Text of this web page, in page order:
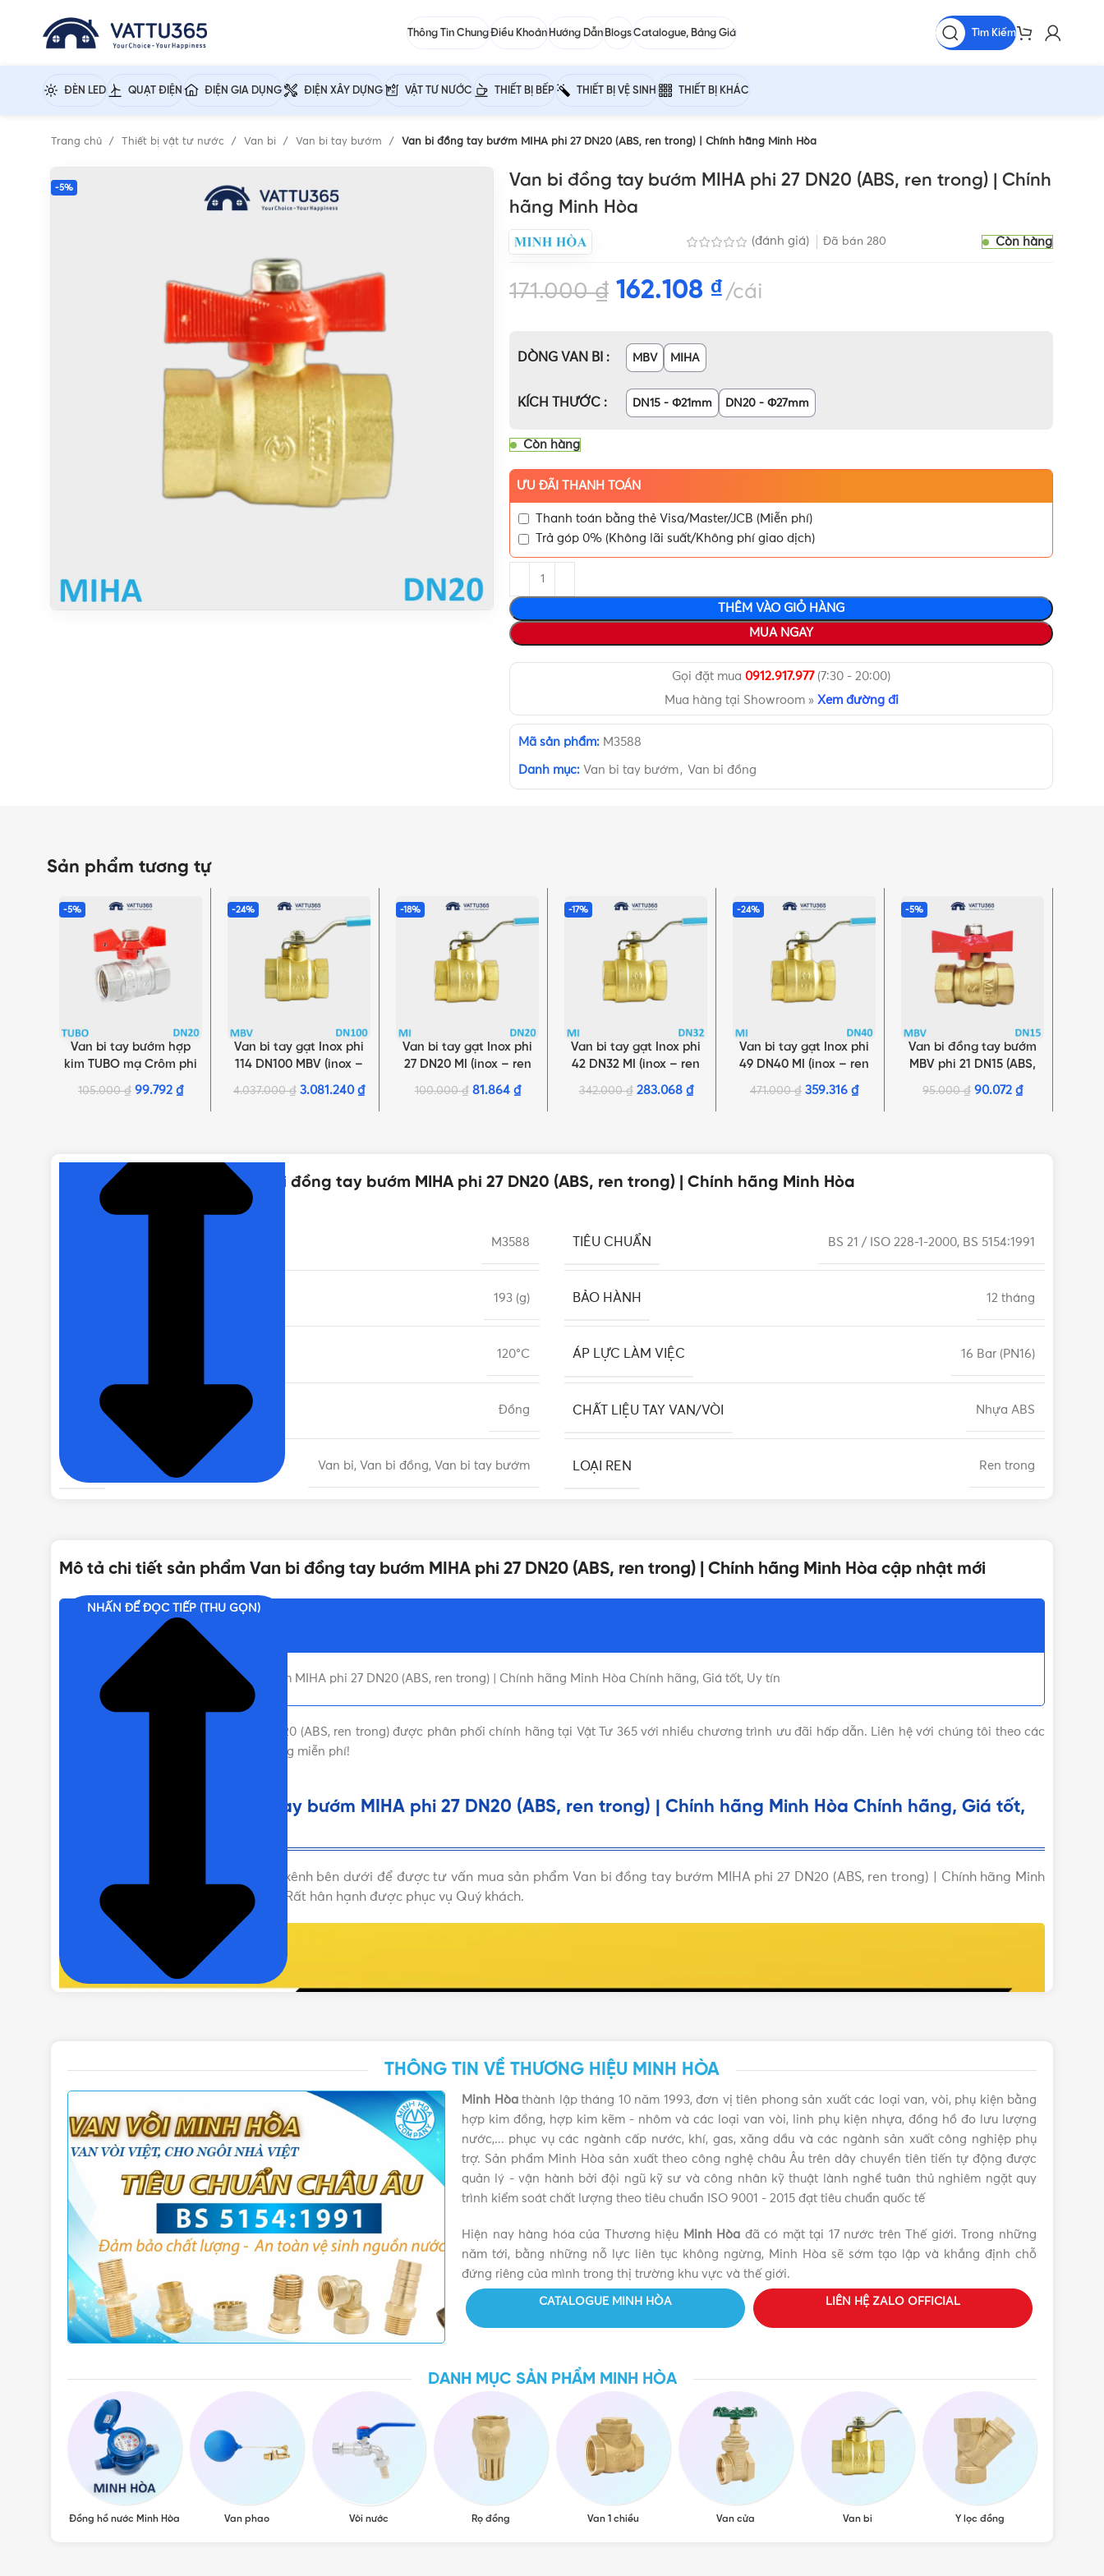
Thông Tin ChungĐiều Khoản Hướng Dẫn BlogsCatalogue, Bảng Giá Tìm Kiếm
ĐÈN LED QUẠT ĐIỆN ĐIỆN GIA DỤNG ĐIỆN XÂY DỰNG VẬT TƯ NƯỚC THIẾT BỊ BẾP THIẾT BỊ VỆ SINH THIẾT BỊ KHÁC
Trang chủ Thiết bị vật tư nước Van bi Van bi tay bướm Van bi đồng tay bướm MIHA phi 27 DN20 (ABS, ren trong) | Chính hãng Minh Hòa
-5%
Van bi đồng tay bướm MIHA phi 27 DN20 (ABS, ren trong) | Chính
hãng Minh Hòa
(đánh giá) Đã bán 280 Còn hàng
171.000₫ 162.108 ₫ cái
DÒNG VAN BI MBV MIHA
KÍCH THƯỚC DN15 - Φ21mm DN20 - Φ27mm
Còn hàng
ƯU ĐÃI THANH TOÁN
Thanh toán bằng thẻ Visa/Master/JCB (Miễn phí)
Trả góp 0% (Không lãi suất/Không phí giao dịch)
THÊM VÀO GIỎ HÀNG
MUA NGAY
Gọi đặt mua 0912.917.977(7:30 - 20:00)
Mua hàng tại Showroom » Xem đường đi
Mã sản phẩm: M3588
Danh mục: Van bi tay bướm, Van bi đồng
Sản phẩm tương tự
-5%
THÊM VÀO GIỎ HÀNG
Van bi tay bướm hợp
kim TUBO mạ Crôm phi
27 DN20 | Chính hãng
Minh Hòa
105.000₫ 99.792 ₫
-24%
THÊM VÀO GIỎ HÀNG
Van bi tay gạt Inox phi
114 DN100 MBV (inox –
ren trong) | Chính hãng
Minh Hòa
4.037.000₫ 3.081.240 ₫
-18%
THÊM VÀO GIỎ HÀNG
Van bi tay gạt Inox phi
27 DN20 MI (inox – ren
trong) | Chính hãng Minh
Hòa
100.000₫ 81.864 ₫
-17%
THÊM VÀO GIỎ HÀNG
Van bi tay gạt Inox phi
42 DN32 MI (inox – ren
trong) | Chính hãng Minh
Hòa
342.000₫ 283.068 ₫
-24%
THÊM VÀO GIỎ HÀNG
Van bi tay gạt Inox phi
49 DN40 MI (inox – ren
trong) | Chính hãng Minh
Hòa
471.000₫ 359.316 ₫
-5%
THÊM VÀO GIỎ HÀNG
Van bi đồng tay bướm
MBV phi 21 DN15 (ABS,
ren trong) | Chính hãng
Minh Hòa
95.000₫ 90.072 ₫
Thông số kỹ thuật của Van bi đồng tay bướm MIHA phi 27 DN20 (ABS, ren trong) | Chính hãng Minh Hòa
M3588 TIÊU CHUẨN BS 21 / ISO 228-1-2000, BS 5154:1991
193 (g) BẢO HÀNH 12 tháng
120°C ÁP LỰC LÀM VIỆC 16 Bar (PN16)
CHẤT LIỆU THÂN Đồng CHẤT LIỆU TAY VAN/VÒI Nhựa ABS
Van bi, Van bi đồng, Van bi tay bướm LOẠI REN Ren trong
XUẤT XỨ Việt Nam THƯƠNG HIỆU Minh Hòa
DÒNG VAN BI
NHẤN ĐỂ XEM TIẾP (THU GỌN)
Mô tả chi tiết sản phẩm Van bi đồng tay bướm MIHA phi 27 DN20 (ABS, ren trong) | Chính hãng Minh Hòa cập nhật mới
Nội dung chính
Liên hệ mua Van bi đồng tay bướm MIHA phi 27 DN20 (ABS, ren trong) | Chính hãng Minh Hòa Chính hãng, Giá tốt, Uy tín
Van bi đồng tay bướm MIHA phi 27 DN20 (ABS, ren trong) được phân phối chính hãng tại Vật Tư 365 với nhiều chương trình ưu đãi hấp dẫn. Liên hệ với chúng tôi theo các
kênh bên dưới để được tư vấn mua hàng miễn phí!
Liên hệ mua Van bi đồng tay bướm MIHA phi 27 DN20 (ABS, ren trong) | Chính hãng Minh Hòa Chính hãng, Giá tốt,
Vui lòng liên hệ Vật Tư 365 theo các kênh bên dưới để được tư vấn mua sản phẩm Van bi đồng tay bướm MIHA phi 27 DN20 (ABS, ren trong) | Chính hãng Minh
Hòa chính hãng với giá tốt nhất nhé! Rất hân hạnh được phục vụ Quý khách.
NHẤN ĐỂ ĐỌC TIẾP (THU GỌN)
THÔNG TIN VỀ THƯƠNG HIỆU MINH HÒA
Minh Hòathành lập tháng 10 năm 1993, đơn vị tiên phong sản xuất các loại van, vòi, phụ kiện bằng
hợp kim đồng, hợp kim kẽm - nhôm và các loại van vòi, linh phụ kiện nhựa, đồng hồ đo lưu lượng
nước,... phục vụ các ngành cấp nước, khí, gas, xăng dầu và các ngành sản xuất công nghiệp phụ
trợ. Sản phẩm Minh Hòa sản xuất theo công nghệ châu Âu trên dây chuyền tiên tiến tự động được
quản lý - vận hành bởi đội ngũ kỹ sư và công nhân kỹ thuật lành nghề tuân thủ nghiêm ngặt quy
trình kiểm soát chất lượng theo tiêu chuẩn ISO 9001 - 2015 đạt tiêu chuẩn quốc tế
Hiện nay hàng hóa của Thương hiệu Minh Hòa đã có mặt tại 17 nước trên Thế giới. Trong những
năm tới, bằng những nỗ lực liên tục không ngừng, Minh Hòa sẽ sớm tạo lập và khắng định chỗ
đứng riêng của mình trong thị trường khu vực và thế giới.
CATALOGUE MINH HÒA LIÊN HỆ ZALO OFFICIAL
DANH MỤC SẢN PHẨM MINH HÒA
Đồng hồ nước Minh Hòa Van phao Vòi nước Rọ đồng Van 1 chiều Van cửa Van bi Y lọc đồng